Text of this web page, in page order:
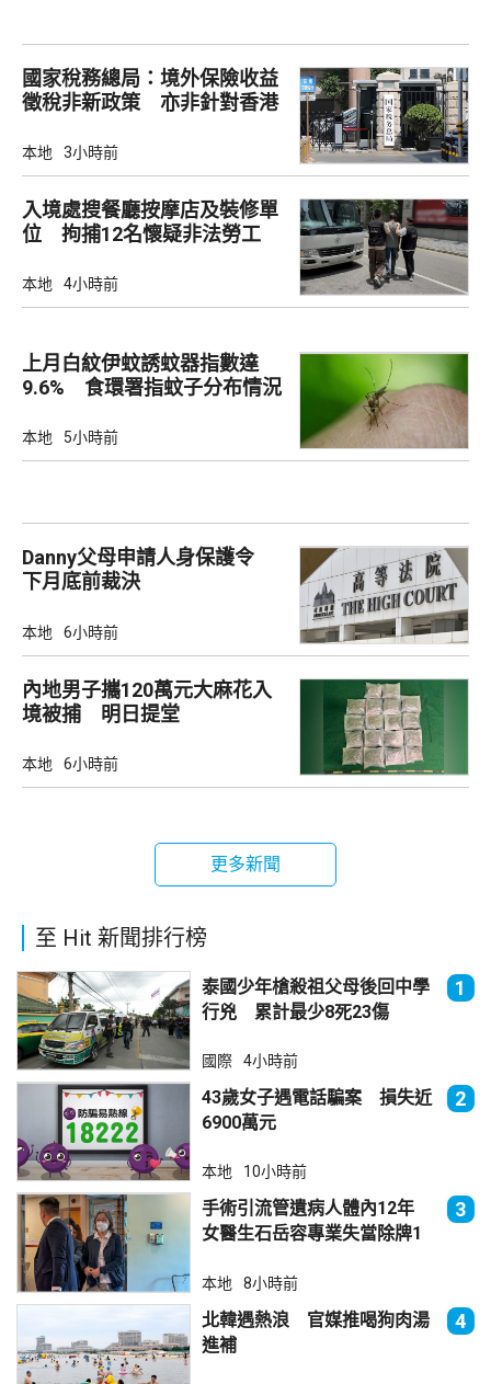
國家稅務總局：境外保險收益
徵稅非新政策 亦非針對香港
本地 3小時前
入境處搜餐廳按摩店及裝修單
位 拘捕12名懷疑非法勞工
本地 4小時前
上月白紋伊蚊誘蚊器指數達
9.6% 食環署指蚊子分布情況
本地 5小時前
Danny父母申請人身保護令
下月底前裁決
本地 6小時前
內地男子攜120萬元大麻花入
境被捕 明日提堂
本地 6小時前
更多新聞
至 Hit 新聞排行榜
泰國少年槍殺祖父母後回中學
行兇 累計最少8死23傷
1
國際 4小時前
43歲女子遇電話騙案 損失近
6900萬元
2
本地 10小時前
手術引流管遺病人體內12年
女醫生石岳容專業失當除牌1
3
本地 8小時前
北韓遇熱浪 官媒推喝狗肉湯
進補
4